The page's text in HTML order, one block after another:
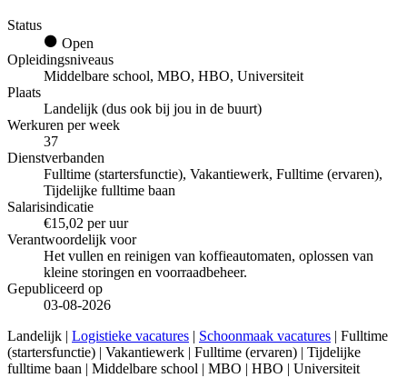
Status
Open
Opleidingsniveaus
Middelbare school, MBO, HBO, Universiteit
Plaats
Landelijk (dus ook bij jou in de buurt)
Werkuren per week
37
Dienstverbanden
Fulltime (startersfunctie), Vakantiewerk, Fulltime (ervaren),
Tijdelijke fulltime baan
Salarisindicatie
€15,02 per uur
Verantwoordelijk voor
Het vullen en reinigen van koffieautomaten, oplossen van
kleine storingen en voorraadbeheer.
Gepubliceerd op
03-08-2026
Landelijk | Logistieke vacatures | Schoonmaak vacatures | Fulltime
(startersfunctie) | Vakantiewerk | Fulltime (ervaren) | Tijdelijke
fulltime baan | Middelbare school | MBO | HBO | Universiteit